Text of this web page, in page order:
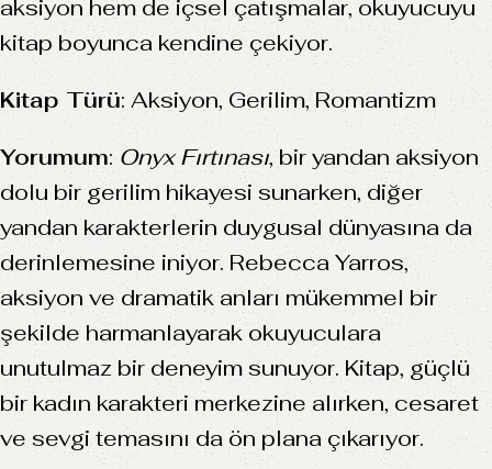
aksiyon hem de içsel çatışmalar, okuyucuyu
kitap boyunca kendine çekiyor.
Kitap Türü: Aksiyon, Gerilim, Romantizm
Yorumum: Onyx Fırtınası, bir yandan aksiyon
dolu bir gerilim hikayesi sunarken, diğer
yandan karakterlerin duygusal dünyasına da
derinlemesine iniyor. Rebecca Yarros,
aksiyon ve dramatik anları mükemmel bir
şekilde harmanlayarak okuyuculara
unutulmaz bir deneyim sunuyor. Kitap, güçlü
bir kadın karakteri merkezine alırken, cesaret
ve sevgi temasını da ön plana çıkarıyor.